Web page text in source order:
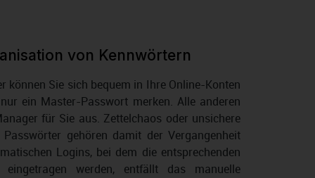
von Kennwörtern
können Sie sich bequem in Ihre Online-Konten
ein Master-Passwort merken. Alle anderen
für Sie aus. Zettelchaos oder unsichere
gehören damit der Vergangenheit
Logins, bei dem die entsprechenden
werden, entfällt das manuelle